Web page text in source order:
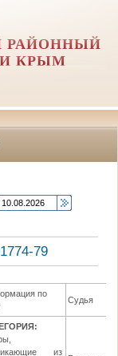
РАЙОННЫЙ
КРЫМ
79
по
Судья
из